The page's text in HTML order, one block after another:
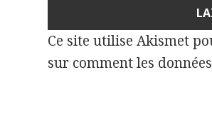
Ce site utilise Akismet
sur comment les